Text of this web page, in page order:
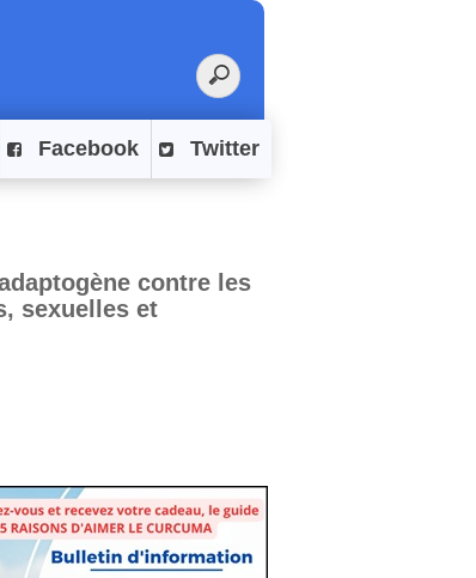
Facebook Twitter
contre les
sexuelles et